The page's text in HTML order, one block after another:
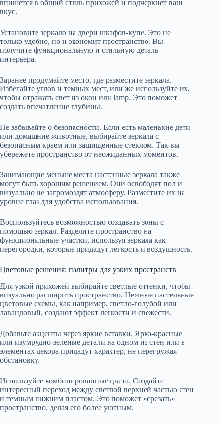
впишется в общий стиль прихожей и подчеркнет ваш
вкус.
Установите зеркало на двери шкафов-купе. Это не
только удобно, но и экономит пространство. Вы
получите функциональную и стильную деталь
интерьера.
Заранее продумайте место, где разместите зеркала.
Избегайте углов и темных мест, или же используйте их,
чтобы отражать свет из окон или lamp. Это поможет
создать впечатление глубины.
Не забывайте о безопасности. Если есть маленькие дети
или домашние животные, выбирайте зеркала с
безопасным краем или защищенные стеклом. Так вы
убережете пространство от неожиданных моментов.
Занимающие меньше места настенные зеркала также
могут быть хорошим решением. Они освободят пол и
визуально не загромоздят атмосферу. Разместите их на
уровне глаз для удобства использования.
Воспользуйтесь возможностью создавать зоны с
помощью зеркал. Разделите пространство на
функциональные участки, используя зеркала как
перегородки, которые придадут легкость и воздушность.
Цветовые решения: палитры для узких пространств
Для узкой прихожей выбирайте светлые оттенки, чтобы
визуально расширить пространство. Нежные пастельные
цветовые схемы, как например, светло-голубой или
лавандовый, создают эффект легкости и свежести.
Добавьте акценты через яркие вставки. Ярко-красные
или изумрудно-зеленые детали на одном из стен или в
элементах декора придадут характер, не перегружая
обстановку.
Используйте комбинированные цвета. Создайте
интересный переход между светлой верхней частью стен
и темным нижним пластом. Это поможет «срезать»
пространство, делая его более уютным.